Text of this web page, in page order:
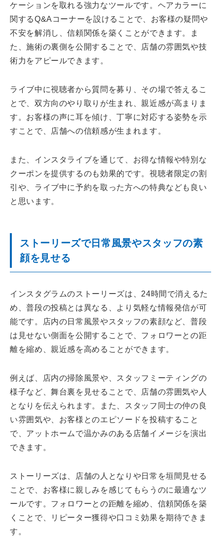
ケーションを取れる強力なツールです。ヘアカラーに
関するQ&Aコーナーを設けることで、お客様の疑問や
不安を解消し、信頼関係を築くことができます。ま
た、施術の裏側を公開することで、店舗の雰囲気や技
術力をアピールできます。
ライブ中に視聴者から質問を募り、その場で答えるこ
とで、双方向のやり取りが生まれ、親近感が高まりま
す。お客様の声に耳を傾け、丁寧に対応する姿勢を示
すことで、店舗への信頼感が生まれます。
また、インスタライブを通じて、お得な情報や特別な
クーポンを提供するのも効果的です。視聴者限定の割
引や、ライブ中に予約を取った方への特典なども良い
と思います。
ストーリーズで日常風景やスタッフの素
顔を見せる
インスタグラムのストーリーズは、24時間で消えるた
め、普段の投稿とは異なる、より気軽な情報発信が可
能です。店内の日常風景やスタッフの素顔など、普段
は見せない側面を公開することで、フォロワーとの距
離を縮め、親近感を高めることができます。
例えば、店内の掃除風景や、スタッフミーティングの
様子など、舞台裏を見せることで、店舗の雰囲気や人
となりを伝えられます。また、スタッフ同士の仲の良
い雰囲気や、お客様とのエピソードを投稿すること
で、アットホームで温かみのある店舗イメージを演出
できます。
ストーリーズは、店舗の人となりや日常を垣間見せる
ことで、お客様に親しみを感じてもらうのに最適なツ
ールです。フォロワーとの距離を縮め、信頼関係を築
くことで、リピーター獲得や口コミ効果を期待できま
す。